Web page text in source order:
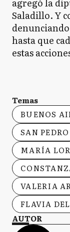
Saladillo. Y
hasta que
estas
Temas
BUENOS
SAN PEDRO
MARÍA
VALERIA
FLAVIA
AUTOR